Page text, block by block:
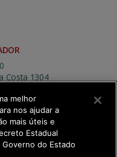
Costa 1304
melhor
nos ajudar a
mais úteis e
Estadual
do Estado